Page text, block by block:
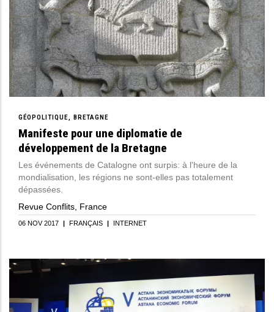
GÉOPOLITIQUE BRETAGNE
Manifeste pour une diplomatie de
développement de la Bretagne
Les événements de Catalogne ont surpis: à l'heure de la
mondialisation, les régions ne sont-elles pas totalement
dépassées.
Revue Conflits, France
06 NOV 2017 FRANÇAIS INTERNET